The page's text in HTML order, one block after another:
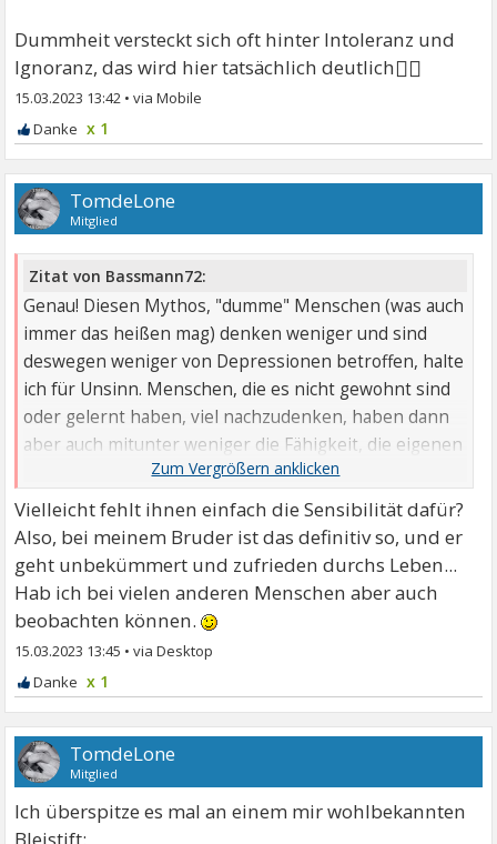
Dummheit versteckt sich oft hinter Intoleranz und
Ignoranz, das wird hier tatsächlich deutlich🤷‍♂
15.03.2023 13:42 •
x 1
TomdeLone
Mitglied
Zitat von Bassmann72:
Genau! Diesen Mythos, "dumme" Menschen (was auch
immer das heißen mag) denken weniger und sind
deswegen weniger von Depressionen betroffen, halte
ich für Unsinn. Menschen, die es nicht gewohnt sind
oder gelernt haben, viel nachzudenken, haben dann
aber auch mitunter weniger die Fähigkeit, die eigenen
Vielleicht fehlt ihnen einfach die Sensibilität dafür?
Also, bei meinem Bruder ist das definitiv so, und er
geht unbekümmert und zufrieden durchs Leben...
Hab ich bei vielen anderen Menschen aber auch
beobachten können.
15.03.2023 13:45 •
x 1
TomdeLone
Mitglied
Ich überspitze es mal an einem mir wohlbekannten